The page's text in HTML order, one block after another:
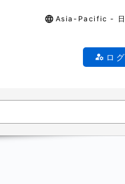
Asia-Pacific - 日
ロ